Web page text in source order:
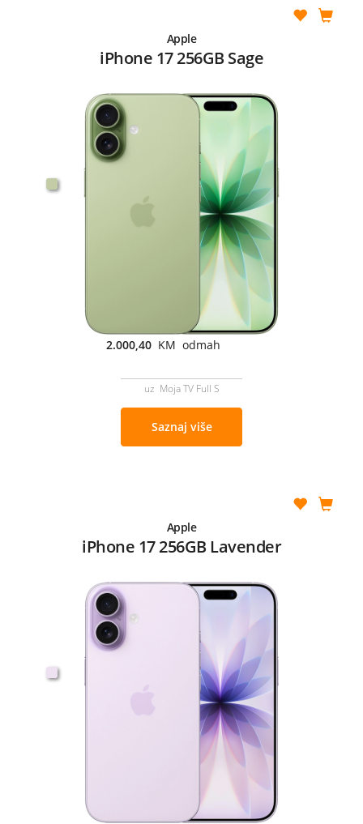
Apple
iPhone 17 256GB Sage
2.000,40 KM odmah
uz Moja TV Full S
Saznaj više
Apple
iPhone 17 256GB Lavender